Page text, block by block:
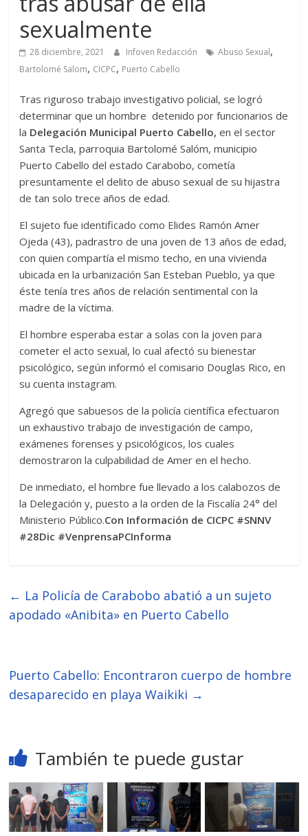
sexualmente
28 diciembre, 2021 Infoven Redacción Abuso Sexual,
Bartolomé Salom, CICPC, Puerto Cabello
Tras riguroso trabajo investigativo policial, se logró
determinar que un hombre detenido por funcionarios de
la Delegación Municipal Puerto Cabello, en el sector
Santa Tecla, parroquia Bartolomé Salóm, municipio
Puerto Cabello del estado Carabobo, cometía
presuntamente el delito de abuso sexual de su hijastra
de tan solo trece años de edad.
El sujeto fue identificado como Elides Ramón Amer
Ojeda (43), padrastro de una joven de 13 años de edad,
con quien compartía el mismo techo, en una vivienda
ubicada en la urbanización San Esteban Pueblo, ya que
éste tenía tres años de relación sentimental con la
madre de la víctima.
El hombre esperaba estar a solas con la joven para
cometer el acto sexual, lo cual afectó su bienestar
psicológico, según informó el comisario Douglas Rico, en
su cuenta instagram.
Agregó que sabuesos de la policía científica efectuaron
un exhaustivo trabajo de investigación de campo,
exámenes forenses y psicológicos, los cuales
demostraron la culpabilidad de Amer en el hecho.
De inmediato, el hombre fue llevado a los calabozos de
la Delegación y, puesto a la orden de la Fiscalía 24° del
Ministerio Público.Con Información de CICPC #SNNV
#28Dic #VenprensaPCInforma
← La Policía de Carabobo abatió a un sujeto
apodado «Anibita» en Puerto Cabello
Puerto Cabello: Encontraron cuerpo de hombre
desaparecido en playa Waikiki →
También te puede gustar